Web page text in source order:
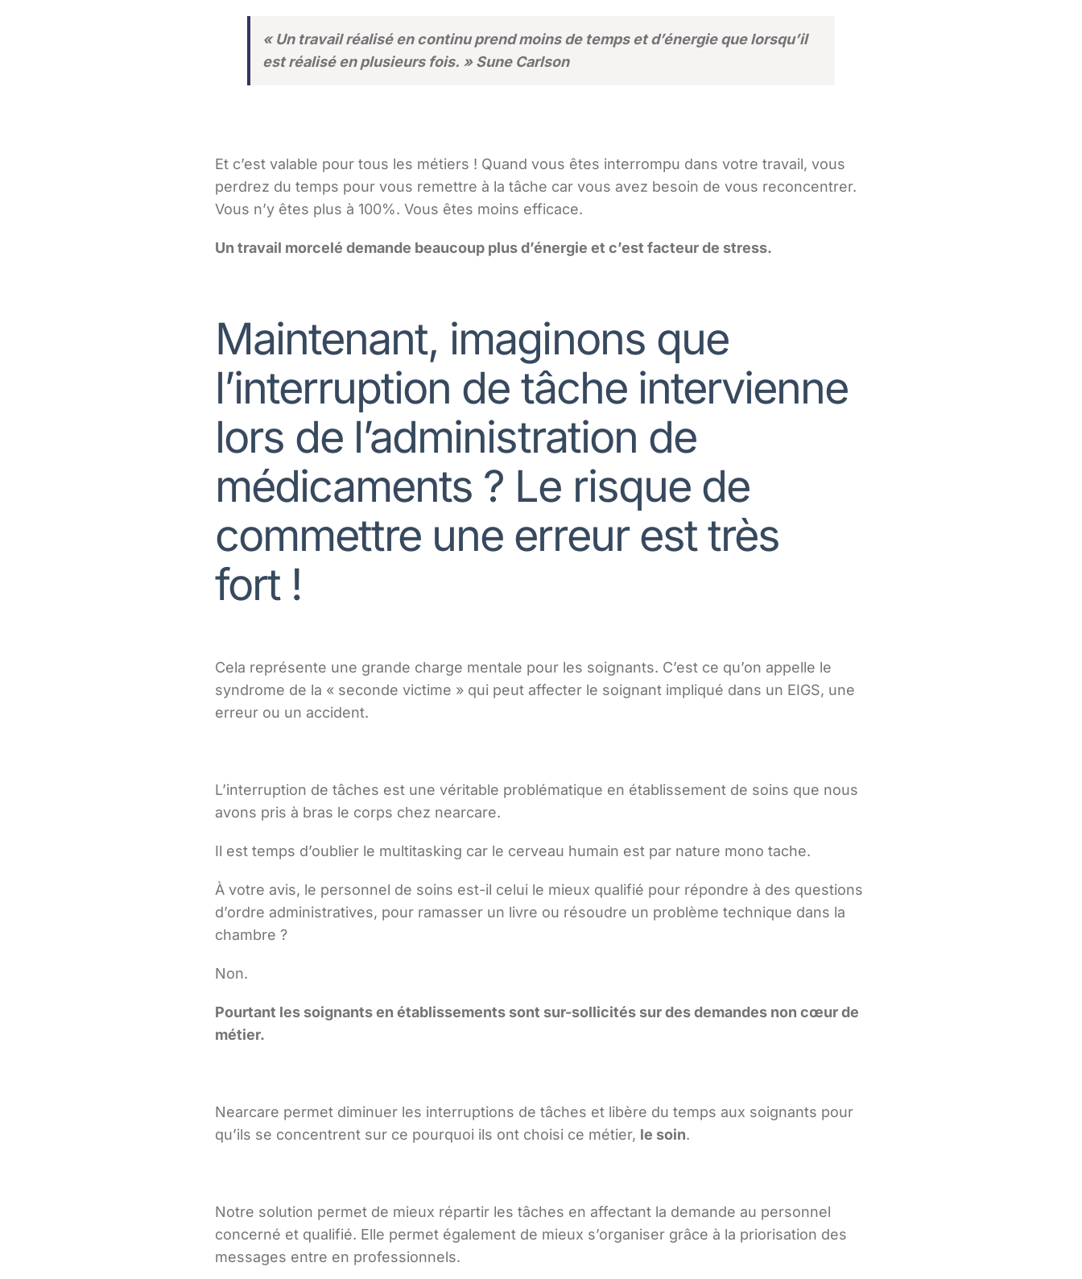
« Un travail réalisé en continu prend moins de temps et d’énergie que lorsqu’il
est réalisé en plusieurs fois. » Sune Carlson
Et c’est valable pour tous les métiers ! Quand vous êtes interrompu dans votre travail, vous
perdrez du temps pour vous remettre à la tâche car vous avez besoin de vous reconcentrer.
Vous n’y êtes plus à 100%. Vous êtes moins efficace.
Un travail morcelé demande beaucoup plus d’énergie et c’est facteur de stress.
Maintenant, imaginons que
l’interruption de tâche intervienne
lors de l’administration de
médicaments ? Le risque de
commettre une erreur est très
fort !
Cela représente une grande charge mentale pour les soignants. C’est ce qu’on appelle le
syndrome de la « seconde victime » qui peut affecter le soignant impliqué dans un EIGS, une
erreur ou un accident.
L’interruption de tâches est une véritable problématique en établissement de soins que nous
avons pris à bras le corps chez nearcare.
Il est temps d’oublier le multitasking car le cerveau humain est par nature mono tache.
À votre avis, le personnel de soins est-il celui le mieux qualifié pour répondre à des questions
d’ordre administratives, pour ramasser un livre ou résoudre un problème technique dans la
chambre ?
Non.
Pourtant les soignants en établissements sont sur-sollicités sur des demandes non cœur de
métier.
Nearcare permet diminuer les interruptions de tâches et libère du temps aux soignants pour
qu’ils se concentrent sur ce pourquoi ils ont choisi ce métier, le soin.
Notre solution permet de mieux répartir les tâches en affectant la demande au personnel
concerné et qualifié. Elle permet également de mieux s’organiser grâce à la priorisation des
messages entre en professionnels.